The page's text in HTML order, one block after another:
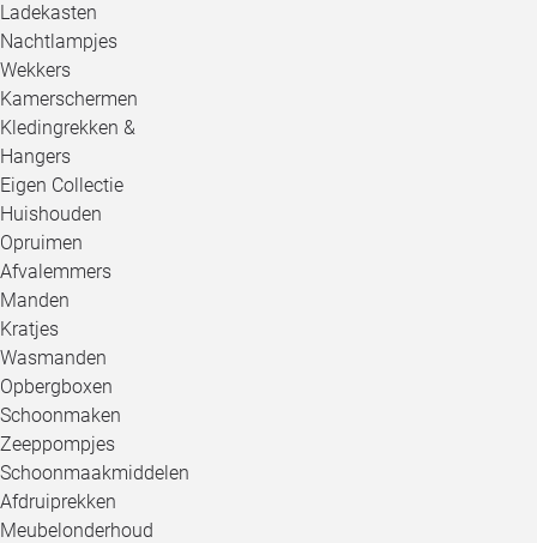
Ladekasten
Nachtlampjes
Wekkers
Kamerschermen
Kledingrekken &
Hangers
Eigen Collectie
Huishouden
Opruimen
Afvalemmers
Manden
Kratjes
Wasmanden
Opbergboxen
Schoonmaken
Zeeppompjes
Schoonmaakmiddelen
Afdruiprekken
Meubelonderhoud